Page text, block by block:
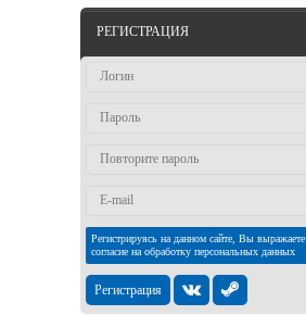
РЕГИСТРАЦИЯ
Регистрируясь на данном сайте, Вы выражаете
согласие на обработку персональных данных
Регистрация